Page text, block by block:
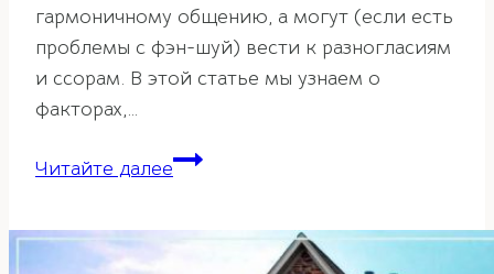
гармоничному общению, а могут (если есть
проблемы с фэн-шуй) вести к разногласиям
и ссорам. В этой статье мы узнаем о
факторах,…
Читайте далееПравила